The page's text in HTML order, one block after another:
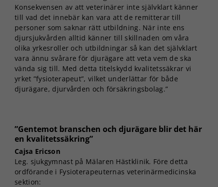
Konsekvensen av att veterinärer inte självklart känner
till vad det innebär kan vara att de remitterar till
personer som saknar rätt utbildning. När inte ens
djursjukvården alltid känner till skillnaden om våra
olika yrkesroller och utbildningar så kan det självklart
vara ännu svårare för djurägare att veta vem de ska
vända sig till. Med detta titelskydd kvalitetssäkrar vi
yrket ”fysioterapeut”, vilket underlättar för både
djurägare, djurvården och försäkringsbolag.”
”Gentemot branschen och djurägare blir det här
en kvalitetssäkring”
Cajsa Ericson
Leg. sjukgymnast på Mälaren Hästklinik. Före detta
ordförande i Fysioterapeuternas veterinärmedicinska
sektion: